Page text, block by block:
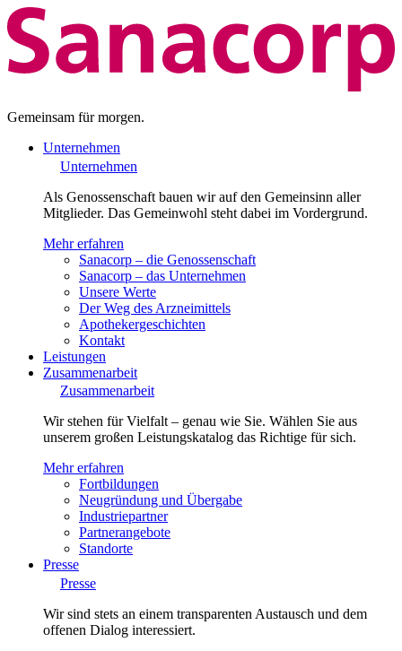
Gemeinsam für morgen.
Unternehmen
Unternehmen
Als Genossenschaft bauen wir auf den Gemeinsinn aller
Mitglieder. Das Gemeinwohl steht dabei im Vordergrund.
Mehr erfahren
Sanacorp – die Genossenschaft
Sanacorp – das Unternehmen
Unsere Werte
Der Weg des Arzneimittels
Apothekergeschichten
Kontakt
Leistungen
Zusammenarbeit
Zusammenarbeit
Wir stehen für Vielfalt – genau wie Sie. Wählen Sie aus
unserem großen Leistungskatalog das Richtige für sich.
Mehr erfahren
Fortbildungen
Neugründung und Übergabe
Industriepartner
Partnerangebote
Standorte
Presse
Presse
Wir sind stets an einem transparenten Austausch und dem
offenen Dialog interessiert.